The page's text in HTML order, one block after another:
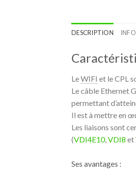
DESCRIPTION
LeWIFI et le CPL
Le câble Ethernet
permettant
Il est à mettre en
Les liaisons sont
(VDI4E10, VDI8 et
Ses avantages :